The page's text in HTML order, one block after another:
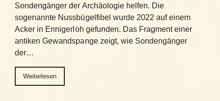
Sondengänger der Archäologie helfen. Die
sogenannte Nussbügelfibel wurde 2022 auf einem
Acker in Ennigerloh gefunden. Das Fragment einer
antiken Gewandspange zeigt, wie Sondengänger
der…
Weiterlesen